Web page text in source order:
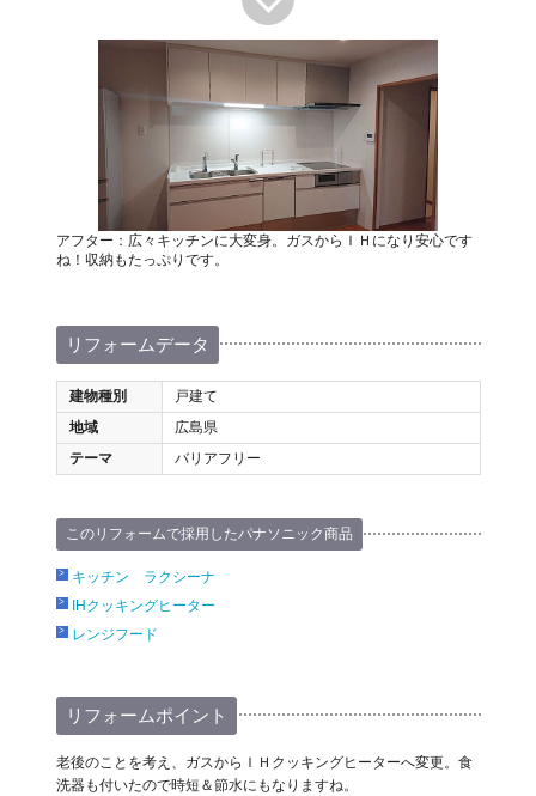
アフター：広々キッチンに大変身。ガスからＩＨになり安心です
ね！収納もたっぷりです。
リフォームデータ
建物種別
戸建て
地域
広島県
テーマ
バリアフリー
このリフォームで採用したパナソニック商品
キッチン ラクシーナ
IHクッキングヒーター
レンジフード
リフォームポイント
老後のことを考え、ガスからＩＨクッキングヒーターへ変更。食
洗器も付いたので時短＆節水にもなりますね。